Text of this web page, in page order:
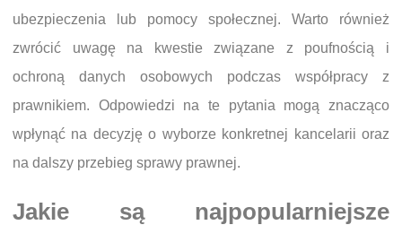
ubezpieczenia lub pomocy społecznej. Warto również
zwrócić uwagę na kwestie związane z poufnością i
ochroną danych osobowych podczas współpracy z
prawnikiem. Odpowiedzi na te pytania mogą znacząco
wpłynąć na decyzję o wyborze konkretnej kancelarii oraz
na dalszy przebieg sprawy prawnej.
Jakie są najpopularniejsze